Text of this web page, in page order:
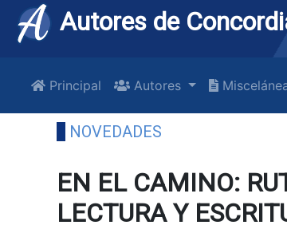
Autores de
Principal Autores
NOVEDADES
EN EL CAMINO:
LECTURA Y